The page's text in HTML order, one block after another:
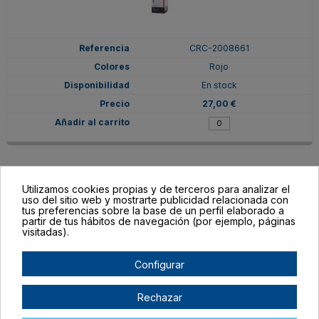
CRC-2008661
Rojo
En stock
27,00 €
CRC-2009054
Utilizamos cookies propias y de terceros para analizar el
uso del sitio web y mostrarte publicidad relacionada con
tus preferencias sobre la base de un perfil elaborado a
partir de tus hábitos de navegación (por ejemplo, páginas
visitadas).
Configurar
Rechazar